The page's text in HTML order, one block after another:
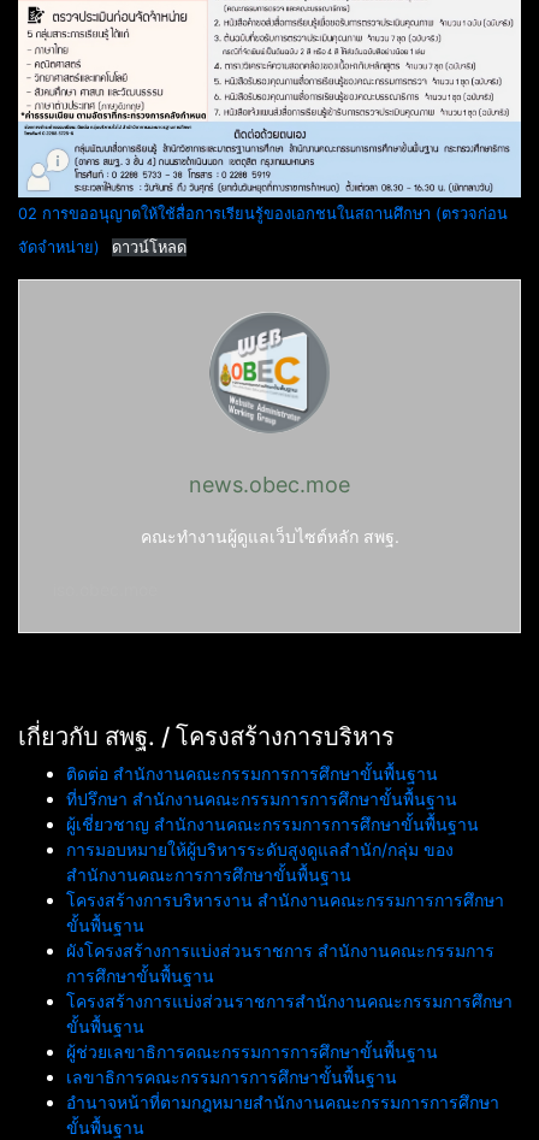
02 การขออนุญาตให้ใช้สื่อการเรียนรู้ของเอกชนในสถานศึกษา (ตรวจก่อน
จัดจำหน่าย)
ดาวน์โหลด
news.obec.moe
คณะทำงานผู้ดูแลเว็บไซต์หลัก สพฐ.
เกี่ยวกับ สพฐ. / โครงสร้างการบริหาร
ติดต่อ สำนักงานคณะกรรมการการศึกษาขั้นพื้นฐาน
ที่ปรึกษา สำนักงานคณะกรรมการการศึกษาขั้นพื้นฐาน
ผู้เชี่ยวชาญ สำนักงานคณะกรรมการการศึกษาขั้นพื้นฐาน
การมอบหมายให้ผู้บริหารระดับสูงดูแลสำนัก/กลุ่ม ของ
สำนักงานคณะการการศึกษาขั้นพื้นฐาน
โครงสร้างการบริหารงาน สำนักงานคณะกรรมการการศึกษา
ขั้นพื้นฐาน
ผังโครงสร้างการแบ่งส่วนราชการ สำนักงานคณะกรรมการ
การศึกษาขั้นพื้นฐาน
โครงสร้างการแบ่งส่วนราชการสำนักงานคณะกรรมการศึกษา
ขั้นพื้นฐาน
ผู้ช่วยเลขาธิการคณะกรรมการการศึกษาขั้นพื้นฐาน
เลขาธิการคณะกรรมการการศึกษาขั้นพื้นฐาน
อำนาจหน้าที่ตามกฎหมายสำนักงานคณะกรรมการการศึกษา
ขั้นพื้นฐาน